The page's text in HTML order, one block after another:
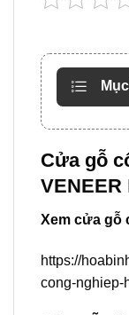
Cửa gỗ
VENEER
Xem cửa gỗ
https://
cong-nghiep-